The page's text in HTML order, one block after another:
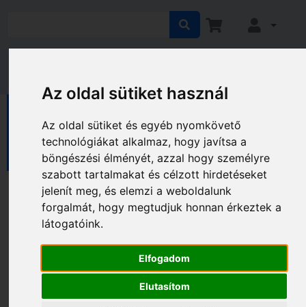
Az oldal sütiket használ
Az oldal sütiket és egyéb nyomkövető
technológiákat alkalmaz, hogy javítsa a
böngészési élményét, azzal hogy személyre
szabott tartalmakat és célzott hirdetéseket
jelenít meg, és elemzi a weboldalunk
forgalmát, hogy megtudjuk honnan érkeztek a
látogatóink.
Elfogadom
Elutasítom
Háztartási eszközök
Konyhai eszközök
Víztisztítók
Víztisztítók
Gyártó és ár szerinti szűrés